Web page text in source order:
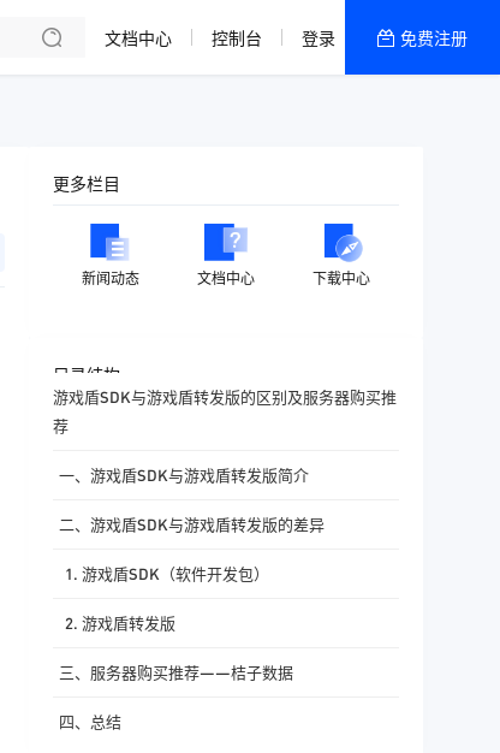
香港精品CN2云
文档中心 控制台 登录 免费注册
更多栏目
新闻动态 文档中心 下载中心
目录结构
游戏盾SDK与游戏盾转发版的区别及服务器购买推
荐
一、游戏盾SDK与游戏盾转发版简介
二、游戏盾SDK与游戏盾转发版的差异
1. 游戏盾SDK（软件开发包）
2. 游戏盾转发版
三、服务器购买推荐——桔子数据
四、总结